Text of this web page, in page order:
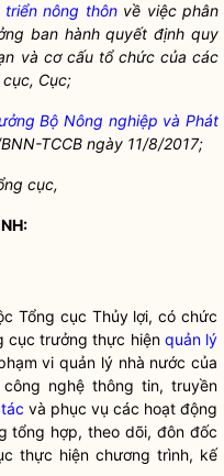
nông thônvề việc phân
ban hành quyết định quy
và cơ cấu tổ chức của các
Cục;
Bộ Nông nghiệp và Phát
TCCB ngày 11/8/2017;
cục,
Tổng cục Thủy lợi, có chức
cục trưởng thực hiện quản lý
viquản lý nhà nước của
nghệ thông tin, truyền
và phục vụ các hoạt động
tổng hợp, theo dõi, đôn đốc
thực hiện chương trình, kế